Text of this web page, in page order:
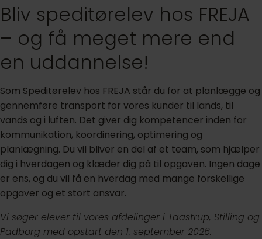
Bliv speditørelev hos FREJA
– og få meget mere end
en uddannelse!
Som Speditørelev hos FREJA står du for at planlægge og
gennemføre transport for vores kunder til lands, til
vands og i luften. Det giver dig kompetencer inden for
kommunikation, koordinering, optimering og
planlægning. Du vil bliver en del af et team, som hjælper
dig i hverdagen og klæder dig på til opgaven. Ingen dage
er ens, og du vil få en hverdag med mange forskellige
opgaver og et stort ansvar.
Vi søger elever til vores afdelinger i Taastrup, Stilling og
Padborg med opstart den 1. september 2026.